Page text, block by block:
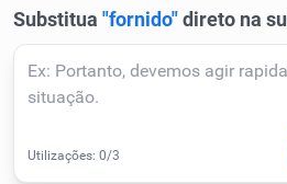
Resumir Texto
Corrigir Texto
Detector de IA